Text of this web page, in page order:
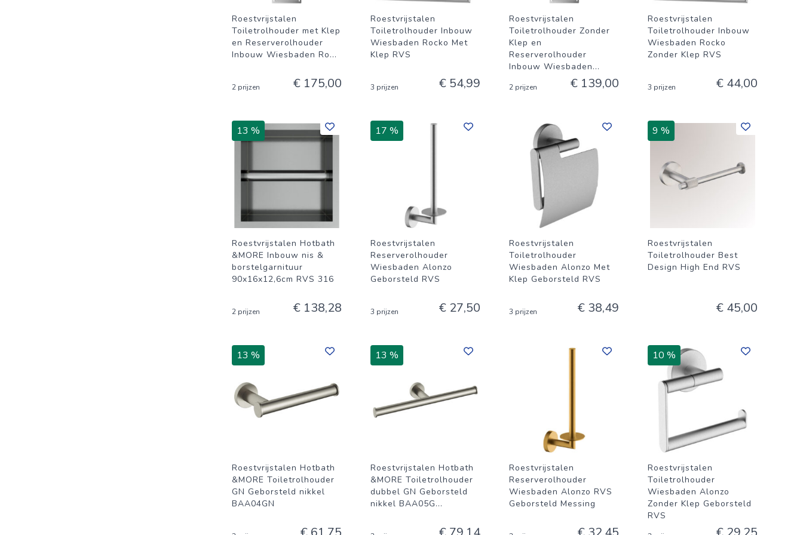
Roestvrijstalen
Toiletrolhouder met Klep
en Reserverolhouder
Inbouw Wiesbaden Ro...
2 prijzen € 175,00
Roestvrijstalen
Toiletrolhouder Inbouw
Wiesbaden Rocko Met
Klep RVS
3 prijzen € 54,99
Roestvrijstalen
Toiletrolhouder Zonder
Klep en
Reserverolhouder
Inbouw Wiesbaden...
2 prijzen € 139,00
Roestvrijstalen
Toiletrolhouder Inbouw
Wiesbaden Rocko
Zonder Klep RVS
3 prijzen € 44,00
13 %
Roestvrijstalen Hotbath
&MORE Inbouw nis &
borstelgarnituur
90x16x12,6cm RVS 316
2 prijzen € 138,28
17 %
Roestvrijstalen
Reserverolhouder
Wiesbaden Alonzo
Geborsteld RVS
3 prijzen € 27,50
Roestvrijstalen
Toiletrolhouder
Wiesbaden Alonzo Met
Klep Geborsteld RVS
3 prijzen € 38,49
9 %
Roestvrijstalen
Toiletrolhouder Best
Design High End RVS
€ 45,00
13 %
Roestvrijstalen Hotbath
&MORE Toiletrolhouder
GN Geborsteld nikkel
BAA04GN
13 %
Roestvrijstalen Hotbath
&MORE Toiletrolhouder
dubbel GN Geborsteld
nikkel BAA05G...
Roestvrijstalen
Reserverolhouder
Wiesbaden Alonzo RVS
Geborsteld Messing
10 %
Roestvrijstalen
Toiletrolhouder
Wiesbaden Alonzo
Zonder Klep Geborsteld
RVS